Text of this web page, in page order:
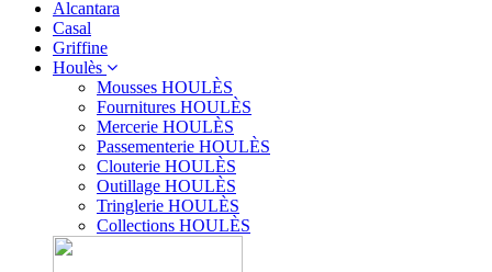
Alcantara
Casal
Griffine
Houlès
Mousses HOULÈS
Fournitures HOULÈS
Mercerie HOULÈS
Passementerie HOULÈS
Clouterie HOULÈS
Outillage HOULÈS
Tringlerie HOULÈS
Collections HOULÈS